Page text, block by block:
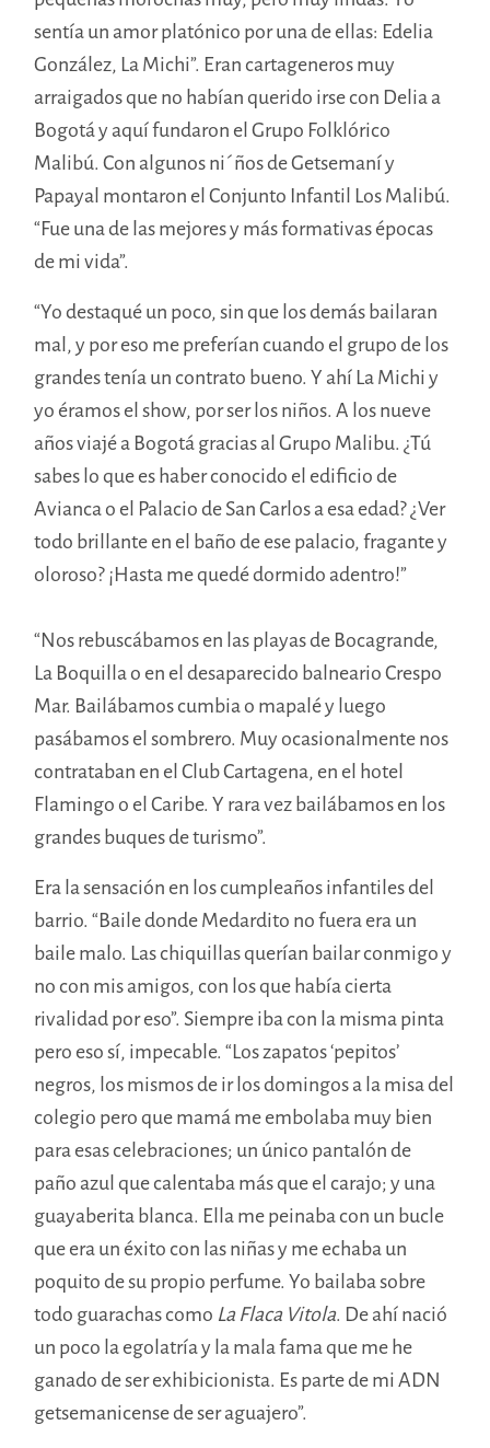
sentía un amor platónico por una de ellas: Edelia
González, La Michi”. Eran cartageneros muy
arraigados que no habían querido irse con Delia a
Bogotá y aquí fundaron el Grupo Folklórico
Malibú. Con algunos ni´ños de Getsemaní y
Papayal montaron el Conjunto Infantil Los Malibú.
“Fue una de las mejores y más formativas épocas
de mi vida”.
“Yo destaqué un poco, sin que los demás bailaran
mal, y por eso me preferían cuando el grupo de los
grandes tenía un contrato bueno. Y ahí La Michi y
yo éramos el show, por ser los niños. A los nueve
años viajé a Bogotá gracias al Grupo Malibu. ¿Tú
sabes lo que es haber conocido el edificio de
Avianca o el Palacio de San Carlos a esa edad? ¿Ver
todo brillante en el baño de ese palacio, fragante y
oloroso? ¡Hasta me quedé dormido adentro!”
“Nos rebuscábamos en las playas de Bocagrande,
La Boquilla o en el desaparecido balneario Crespo
Mar. Bailábamos cumbia o mapalé y luego
pasábamos el sombrero. Muy ocasionalmente nos
contrataban en el Club Cartagena, en el hotel
Flamingo o el Caribe. Y rara vez bailábamos en los
grandes buques de turismo”.
Era la sensación en los cumpleaños infantiles del
barrio. “Baile donde Medardito no fuera era un
baile malo. Las chiquillas querían bailar conmigo y
no con mis amigos, con los que había cierta
rivalidad por eso”. Siempre iba con la misma pinta
pero eso sí, impecable. “Los zapatos ‘pepitos’
negros, los mismos de ir los domingos a la misa del
colegio pero que mamá me embolaba muy bien
para esas celebraciones; un único pantalón de
paño azul que calentaba más que el carajo; y una
guayaberita blanca. Ella me peinaba con un bucle
que era un éxito con las niñas y me echaba un
poquito de su propio perfume. Yo bailaba sobre
todo guarachas como La Flaca Vitola. De ahí nació
un poco la egolatría y la mala fama que me he
ganado de ser exhibicionista. Es parte de mi ADN
getsemanicense de ser aguajero”.